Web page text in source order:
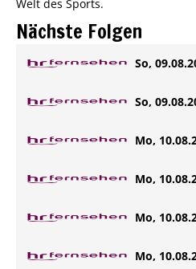
Welt des Sports.
Nächste Folgen
So,
So,
Mo,
Mo,
Mo,
Mo,